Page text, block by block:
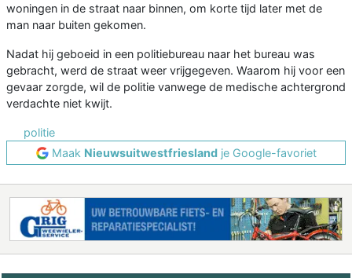
woningen in de straat naar binnen, om korte tijd later met de
man naar buiten gekomen.
Nadat hij geboeid in een politiebureau naar het bureau was
gebracht, werd de straat weer vrijgegeven. Waarom hij voor een
gevaar zorgde, wil de politie vanwege de medische achtergrond
verdachte niet kwijt.
politie
Maak Nieuwsuitwestfrieslandje Google-favoriet